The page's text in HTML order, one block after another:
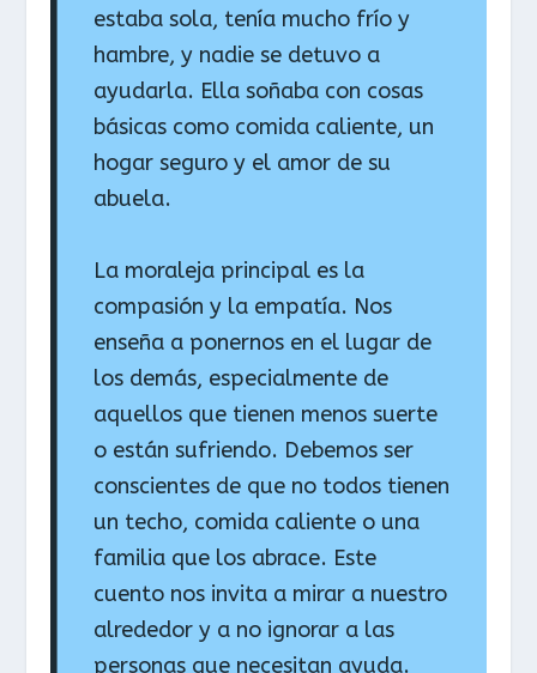
estaba sola, tenía mucho frío y
hambre, y nadie se detuvo a
ayudarla. Ella soñaba con cosas
básicas como comida caliente, un
hogar seguro y el amor de su
abuela.
La moraleja principal es la
compasión y la empatía. Nos
enseña a ponernos en el lugar de
los demás, especialmente de
aquellos que tienen menos suerte
o están sufriendo. Debemos ser
conscientes de que no todos tienen
un techo, comida caliente o una
familia que los abrace. Este
cuento nos invita a mirar a nuestro
alrededor y a no ignorar a las
personas que necesitan ayuda.